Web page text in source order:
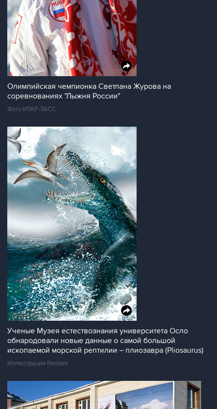
Олимпийская чемпионка Светлана Журова на
соревнованиях "Лыжня России"
Фото ИТАР-ТАСС
Ученые Музея естествознания университета Осло
обнародовали новые данные о самой большой
ископаемой морской рептилии – плиозавра (Pliosaurus)
Иллюстрация Reuters